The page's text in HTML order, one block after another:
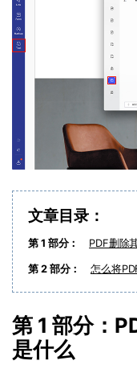
PDF文件创建
PDF注释
文章目录：
第 1 部分： PDF删除
第 2 部分： 怎么将
第 1 部分：
是什么